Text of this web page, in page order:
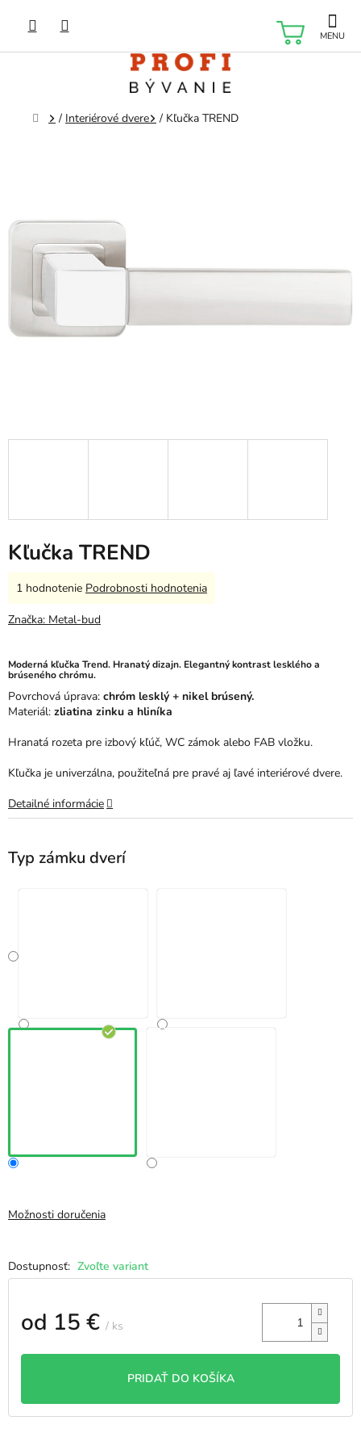
obsah
Domov
/ Interiérové dvere / Kľučka TREND
Kľučka TREND
Zvoľte variant
Typ zámku dverí
Možnosti doručenia
od 15 € / ks
PRIDAŤ DO KOŠÍKA
Moderná kľučka Trend. Hranatý dizajn. Elegantný kontrast lesklého a
brúseného chrómu.
Povrchová úprava: chróm lesklý + nikel brúsený.
Materiál: zliatina zinku a hliníka
Hranatá rozeta pre izbový kľúč, WC zámok alebo FAB vložku.
Kľučka je univerzálna, použiteľná pre pravé aj ľavé interiérové dvere.
Detailné informácie
Priemerné
produktu
z
5
hviezdičiek.
1 hodnotenie Podrobnosti hodnotenia
Značka: Metal-bud